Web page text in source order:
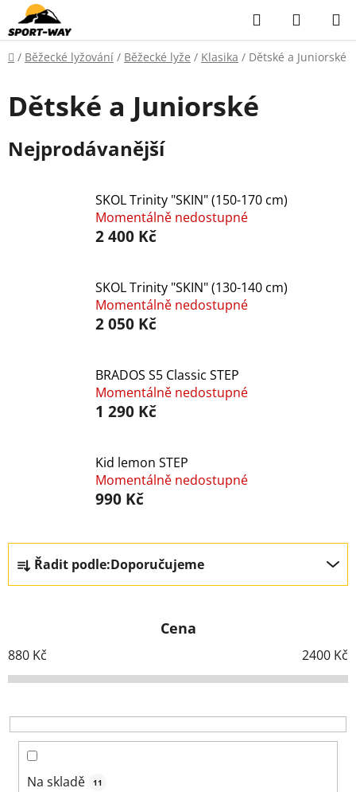
Přejít
na
obsah
Hledat
KOŠÍK
Domů
/ Běžecké lyžování / Běžecké lyže / Klasika / Dětské a Juniorské
Dětské a Juniorské
Nejprodávanější
SKOL Trinity "SKIN" (150-170 cm)
Momentálně nedostupné
2 400 Kč
SKOL Trinity "SKIN" (130-140 cm)
Momentálně nedostupné
2 050 Kč
BRADOS S5 Classic STEP
Momentálně nedostupné
1 290 Kč
Kid lemon STEP
Momentálně nedostupné
990 Kč
Ř
a
z
í
p
o
d
Řadit podle:Doporučujeme
Cena
880 Kč 2400 Kč
Na skladě 11